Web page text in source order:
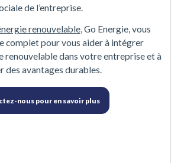
de l’entreprise.
renouvelable, Go Energie, vous
complet pour vous aider à intégrer
renouvelable dans votre entreprise et à
des avantages durables.
nous pour en savoir plus